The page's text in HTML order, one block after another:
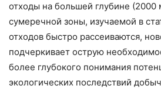
отходы на большей глубине (2000
сумеречной зоны, изучаемой в
отходов быстро рассеиваются,
подчеркивает острую
более глубокого понимания
экологических последствий